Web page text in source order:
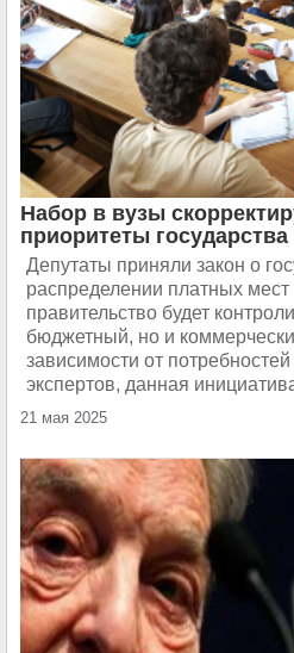
Набор в вузы
приоритеты государства
Депутаты приняли закон о
распределении платных мест
правительство будет
бюджетный, но и
зависимости от
экспертов, данная
21 мая 2025